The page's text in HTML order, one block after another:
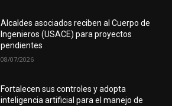
Alcaldes asociados reciben al Cuerpo de
Ingenieros (USACE) para proyectos
pendientes
08/07/2026
Fortalecen sus controles y adopta
inteligencia artificial para el manejo de